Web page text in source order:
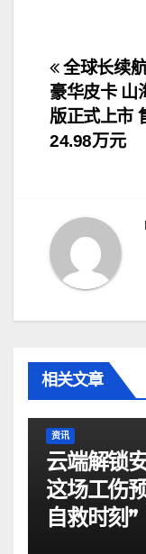
文
章
导
全球长续
豪华皮卡 山
版正式上市
24.98万元
相关文章
资讯
云端解锁
这场工伤
自救时刻”